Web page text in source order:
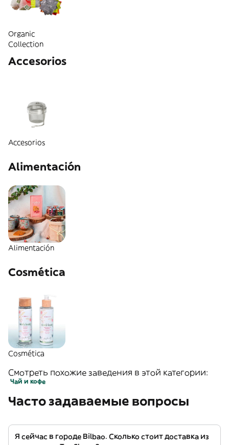
Organic
Collection
Accesorios
Accesorios
Alimentación
Alimentación
Cosmética
Cosmética
Смотреть похожие заведения в этой категории:
Чай и кофе
Часто задаваемые вопросы
Я сейчас в городе Bilbao. Сколько стоит доставка из